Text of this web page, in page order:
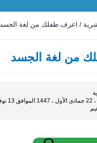
/ اعرف طفلك من لغة الجسد
من لغة الجسد